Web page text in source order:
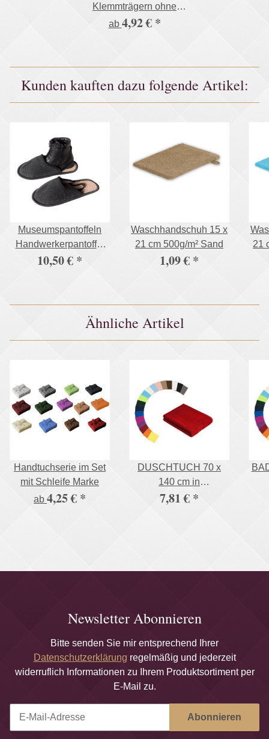
Klemmträgern ohne
Bohren Faltrollo
ab 4,92 € *
Kunden kauften dazu folgende Artikel:
Museumspantoffeln
Handwerkerpantoffel
Überschuhe mit
10,50 € *
Waschhandschuh 15 x
21 cm 500g/m² Sand
1,09 € *
Ähnliche Artikel
Handtuchserie im Set
mit Schleife Marke
ab 4,25 € *
DUSCHTUCH 70 x
140 cm in
verschiedenen Farben
7,81 € *
Newsletter Abonnieren
Bitte senden Sie mir entsprechend Ihrer
Datenschutzerklärung regelmäßig und jederzeit
widerruflich Informationen zu Ihrem Produktsortiment per
E-Mail zu.
Abonnieren